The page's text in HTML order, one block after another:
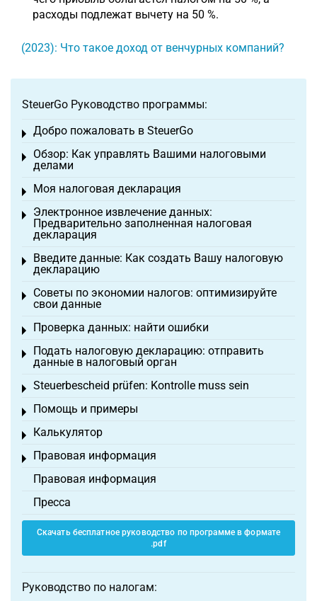
расходы подлежат вычету на 50 %.
(2023): Что такое доход от венчурных компаний?
SteuerGo Руководство программы:
Добро пожаловать в SteuerGo
Toggle menu
Обзор: Как управлять Вашими налоговыми
делами
Toggle menu
Моя налоговая декларация
Toggle menu
Электронное извлечение данных:
Предварительно заполненная налоговая
декларация
Toggle menu
Введите данные: Как создать Вашу налоговую
декларацию
Toggle menu
Советы по экономии налогов: оптимизируйте
свои данные
Toggle menu
Проверка данных: найти ошибки
Toggle menu
Подать налоговую декларацию: отправить
данные в налоговый орган
Toggle menu
Steuerbescheid prüfen: Kontrolle muss sein
Toggle menu
Помощь и примеры
Toggle menu
Калькулятор
Toggle menu
Правовая информация
Toggle menu
Правовая информация
Пресса
Скачать бесплатное руководство по программе в формате
.pdf
Руководство по налогам: